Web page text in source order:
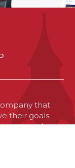
that
their goals.
and